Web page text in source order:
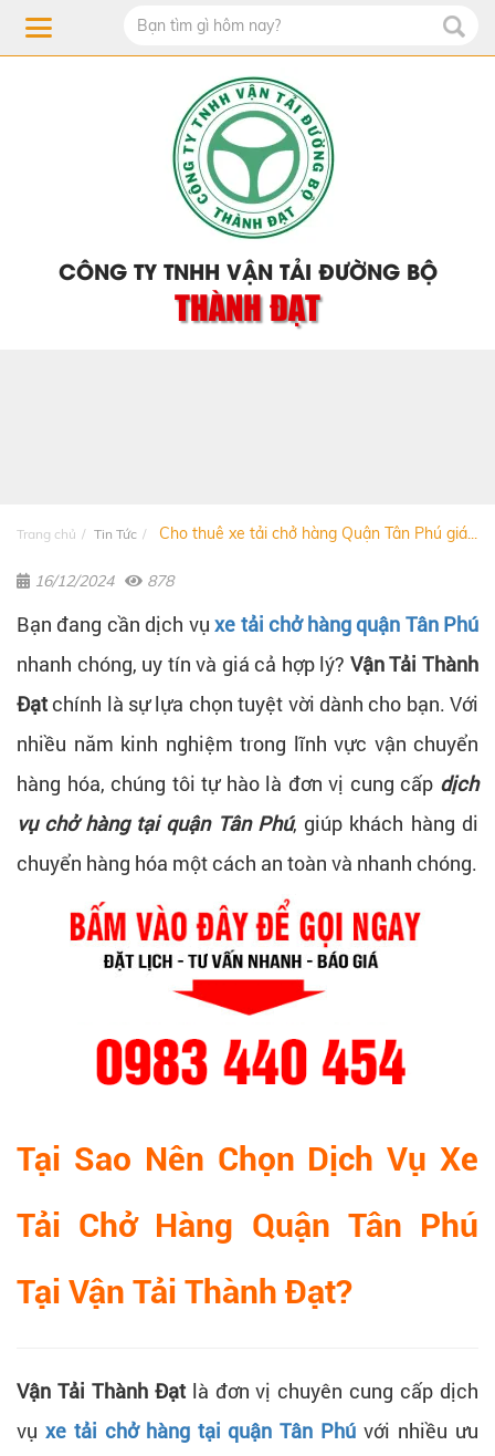
CÔNG TY TNHH VẬN TẢI ĐƯỜNG BỘ
THÀNH ĐẠT
Trang chủ Tin Tức Cho thuê xe tải chở hàng Quận Tân Phú giá...
16/12/2024 878
Bạn đang cần dịch vụxe tải chở hàng quận Tân Phú
nhanh chóng, uy tín và giá cả hợp lý? Vận Tải Thành
Đạtchính là sự lựa chọn tuyệt vời dành cho bạn. Với
nhiều năm kinh nghiệm trong lĩnh vực vận chuyển
hàng hóa, chúng tôi tự hào là đơn vị cung cấp dịch
vụ chở hàng tại quận Tân Phú, giúp khách hàng di
chuyển hàng hóa một cách an toàn và nhanh chóng.
Tại Sao Nên Chọn Dịch Vụ Xe
Tải Chở Hàng Quận Tân Phú
Tại Vận Tải Thành Đạt?
Vận Tải Thành Đạtlà đơn vị chuyên cung cấp dịch
vụ xe tải chở hàng tại quận Tân Phú với nhiều ưu